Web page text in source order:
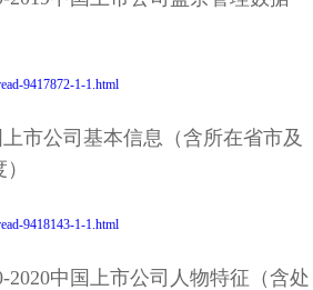
9417872-1-1.html
市公司基本信息（含所在省市及
9418143-1-1.html
2020中国上市公司人物特征（含处